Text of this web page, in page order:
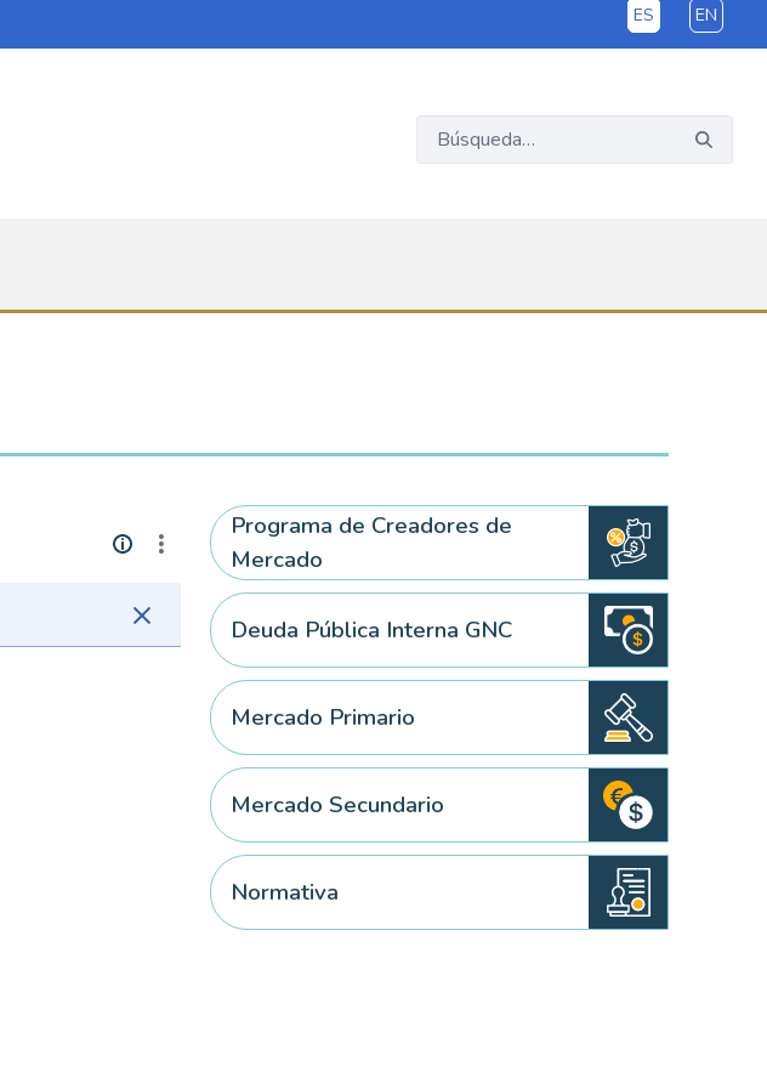
ES EN
Programa de Creadores de
Mercado
Deuda Pública Interna GNC
Mercado Primario
Mercado Secundario
Normativa